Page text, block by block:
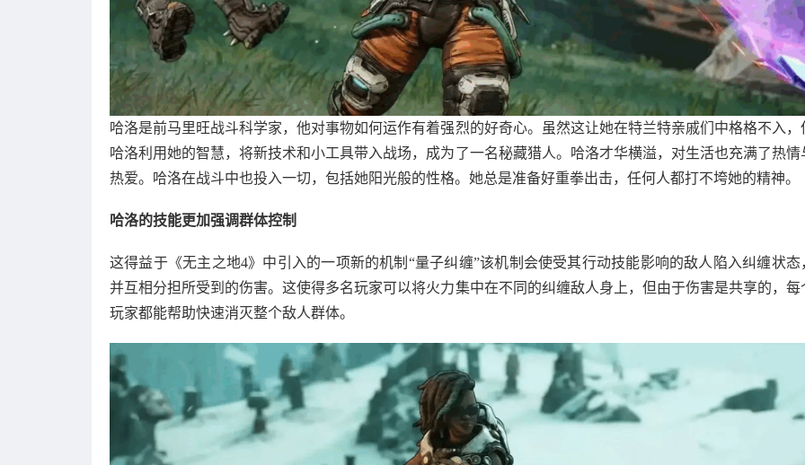
哈洛是前马里旺战斗科学家，他对事物如何运作有着强烈的好奇心。虽然这让她在特兰特亲戚们中格格不入，
哈洛利用她的智慧，将新技术和小工具带入战场，成为了一名秘藏猎人。哈洛才华横溢，对生活也充满了热情
热爱。哈洛在战斗中也投入一切，包括她阳光般的性格。她总是准备好重拳出击，任何人都打不垮她的精神。
哈洛的技能更加强调群体控制
这得益于《无主之地4》中引入的一项新的机制“量子纠缠”该机制会使受其行动技能影响的敌人陷入纠缠状态
并互相分担所受到的伤害。这使得多名玩家可以将火力集中在不同的纠缠敌人身上，但由于伤害是共享的，每
玩家都能帮助快速消灭整个敌人群体。